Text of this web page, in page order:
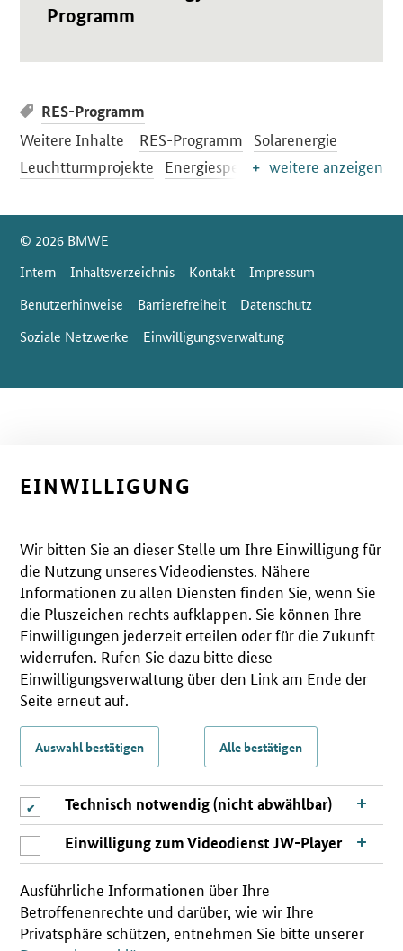
Programm
RES-Programm
Weitere Inhalte RES-Programm Solarenergie
Leuchtturmprojekte Energiespeicherweitere anzeigen
SrOnlyServicemenü
© 2026 BMWE
Intern
Inhaltsverzeichnis Kontakt
Impressum
Benutzerhinweise
Barrierefreiheit
Datenschutz
Soziale Netzwerke
Einwilligungsverwaltung
EINWILLIGUNG
Wir bitten Sie an dieser Stelle um Ihre Einwilligung für
die Nutzung unseres Videodienstes. Nähere
Informationen zu allen Diensten finden Sie, wenn Sie
die Pluszeichen rechts aufklappen. Sie können Ihre
Einwilligungen jederzeit erteilen oder für die Zukunft
widerrufen. Rufen Sie dazu bitte diese
Einwilligungsverwaltung über den Link am Ende der
Seite erneut auf.
Auswahl bestätigen Alle bestätigen
Technisch notwendig (nicht abwählbar)
Einwilligung zum Videodienst JW-Player
Ausführliche Informationen über Ihre
Betroffenenrechte und darüber, wie wir Ihre
Privatsphäre schützen, entnehmen Sie bitte unserer